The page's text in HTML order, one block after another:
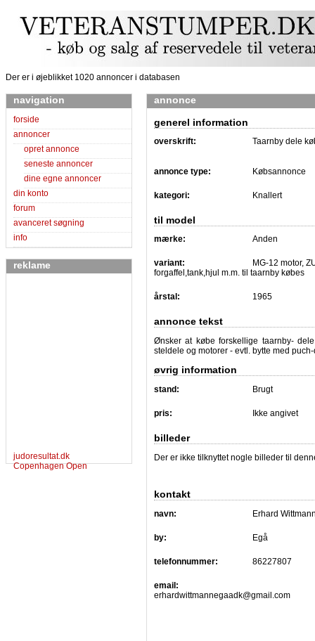
Der er i øjeblikket 1020 annoncer i databasen
navigation
forside
annoncer
opret annonce
seneste annoncer
dine egne annoncer
din konto
forum
avanceret søgning
info
reklame
judoresultat.dk
Copenhagen Open
annonce
generel information
overskrift: Taarnby dele
annonce type: Købsannonce
kategori: Knallert
til model
mærke: Anden
variant:
MG-12 motor,
forgaffel,tank,hjul m.m. til taarnby købes
årstal: 1965
annonce tekst
Ønsker at købe forskellige taarnby-
steldele og motorer - evtl. bytte med
øvrig information
stand: Brugt
pris: Ikke angivet
billeder
Der er ikke tilknyttet nogle billeder til
kontakt
navn: Erhard
by: Egå
telefonnummer: 86227807
email:
erhardwittmannegaadk@gmail.com